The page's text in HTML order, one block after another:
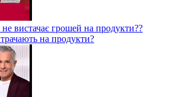
вистачає грошей на продукти??
на продукти?